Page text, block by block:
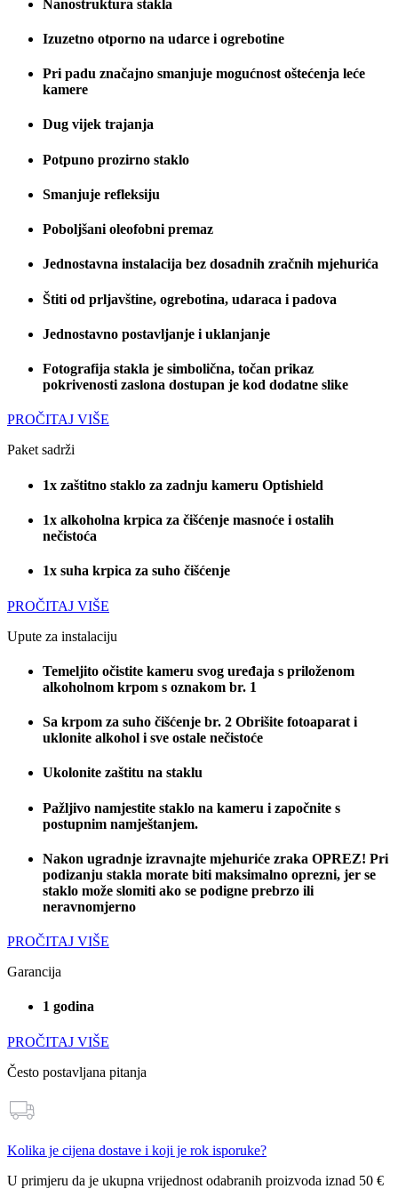
Nanostruktura stakla
Izuzetno otporno na udarce i ogrebotine
Pri padu značajno smanjuje mogućnost oštećenja leće
kamere
Dug vijek trajanja
Potpuno prozirno staklo
Smanjuje refleksiju
Poboljšani oleofobni premaz
Jednostavna instalacija bez dosadnih zračnih mjehurića
Štiti od prljavštine, ogrebotina, udaraca i padova
Jednostavno postavljanje i uklanjanje
Fotografija stakla je simbolična, točan prikaz
pokrivenosti zaslona dostupan je kod dodatne slike
PROČITAJ VIŠE
Paket sadrži
1x zaštitno staklo za zadnju kameru Optishield
1x alkoholna krpica za čišćenje masnoće i ostalih
nečistoća
1x suha krpica za suho čišćenje
PROČITAJ VIŠE
Upute za instalaciju
Temeljito očistite kameru svog uređaja s priloženom
alkoholnom krpom s oznakom br. 1
Sa krpom za suho čišćenje br. 2 Obrišite fotoaparat i
uklonite alkohol i sve ostale nečistoće
Ukolonite zaštitu na staklu
Pažljivo namjestite staklo na kameru i započnite s
postupnim namještanjem.
Nakon ugradnje izravnajte mjehuriće zraka OPREZ! Pri
podizanju stakla morate biti maksimalno oprezni, jer se
staklo može slomiti ako se podigne prebrzo ili
neravnomjerno
PROČITAJ VIŠE
Garancija
1 godina
PROČITAJ VIŠE
Često postavljana pitanja
Kolika je cijena dostave i koji je rok isporuke?
U primjeru da je ukupna vrijednost odabranih proizvoda iznad 50 €